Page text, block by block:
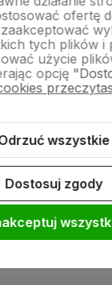
Komentarz sklepu
produkt,
pod każdym
punktualna, a
na stronie.
opakowaniach.
ofertę
tych plików i
użycie
opcję
wszystkie
Dostosuj zgody